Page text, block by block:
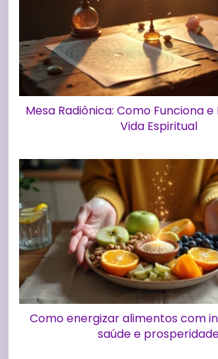
Mesa Radiônica: Como Funciona
Vida Espiritual
Como energizar alimentos com
saúde e